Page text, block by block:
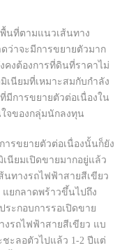
นที่ตามแนวเส้นทาง
ว่าจะมีการขยายตัวมาก
คงต้องการที่ดินที่ราคาไม่
เนียมที่เหมาะสมกับกำลัง
มีการขยายตัวต่อเนื่องใน
ใจของกลุ่มนักลงทุน
รขยายตัวต่อเนื่องนั้นก็ยัง
นียมเปิดขายมากอยู่แล้ว
ทางรถไฟฟ้าสายสีเขียว
ยกลาดพร้าวขึ้นไปถึง
ระกอบการรอเปิดขาย
งรถไฟฟ้าสายสีเขียว แบ
ะลอตัวไปแล้ว 1-2 ปีแต่